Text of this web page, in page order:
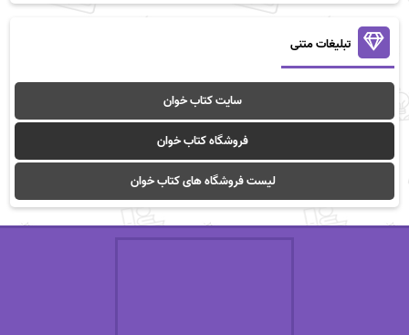
تبلیغات متنی
سایت کتاب خوان
فروشگاه کتاب خوان
لیست فروشگاه های کتاب خوان